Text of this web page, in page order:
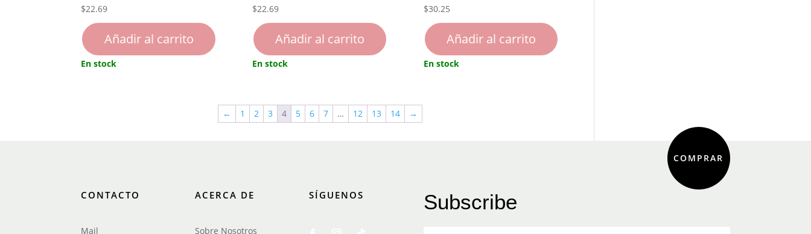
$22.69
Añadir al carrito
En stock
$22.69
Añadir al carrito
En stock
$30.25
Añadir al carrito
En stock
← 1 2 3 4 5 6 7 … 12 13 14 →
CONTACTO
Mail
ACERCA DE
Sobre Nosotros
SÍGUENOS
COMPRAR
Subscribe